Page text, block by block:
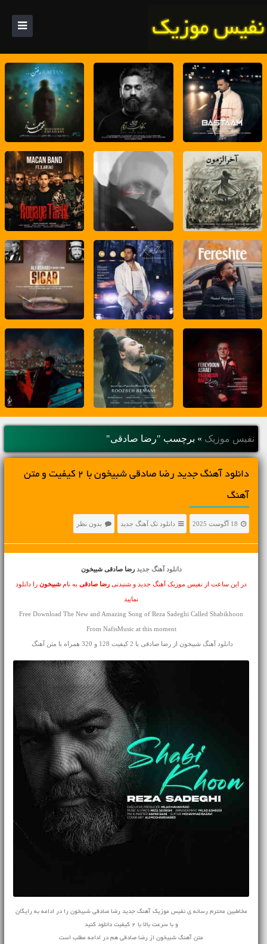
نفیس موزیک » برچسب "رضا صادقی"
دانلود آهنگ جديد رضا صادقی شبیخون با 2 کیفیت و متن
آهنگ
18 آگوست 2025 دانلود تک آهنگ جدید بدون نظر
دانلود آهنگ جدید رضا صادقی شبیخون
در این ساعت از نفیس موزیک آهنگ جدید و شنیدنی رضا صادقیبه نام شبیخونرا دانلود
نمایید
Free Download The New and Amazing Song of Reza Sadeghi Called Shabikhoon
From NafisMusic at this moment
دانلود آهنگ شبیخون از رضا صادقی با 2 کیفیت 128 و 320 همراه با متن آهنگ
مخاطبین محترم رسانه ی نفیس موزیک آهنگ جدید رضا صادقی شبیخون را در ادامه به رایگان
و با سرعت بالا با 2 کیفیت دانلود کنید
متن آهنگ شبیخون از رضا صادقی هم در ادامه مطلب است